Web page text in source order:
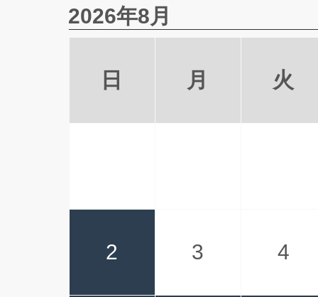
2026年8月
日 月 火
2 3 4